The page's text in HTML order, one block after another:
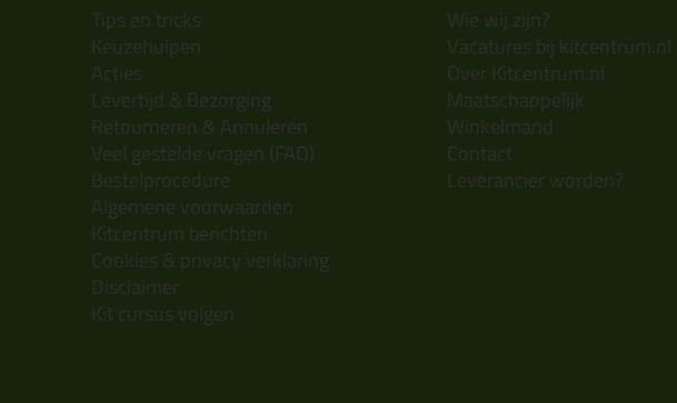
Tips en tricks
Keuzehulpen
Acties
Levertijd & Bezorging
Retourneren & Annuleren
Veel gestelde vragen (FAQ)
Bestelprocedure
Algemene voorwaarden
Kitcentrum berichten
Cookies & privacy verklaring
Disclaimer
Kit cursus volgen
Wie wij zijn?
Vacatures bij kitcentrum.nl
Over Kitcentrum.nl
Maatschappelijk
Winkelmand
Contact
Leverancier worden?